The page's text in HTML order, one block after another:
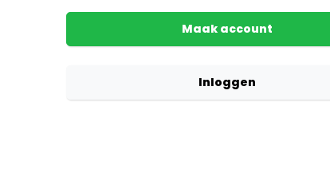
Maak account
Inloggen